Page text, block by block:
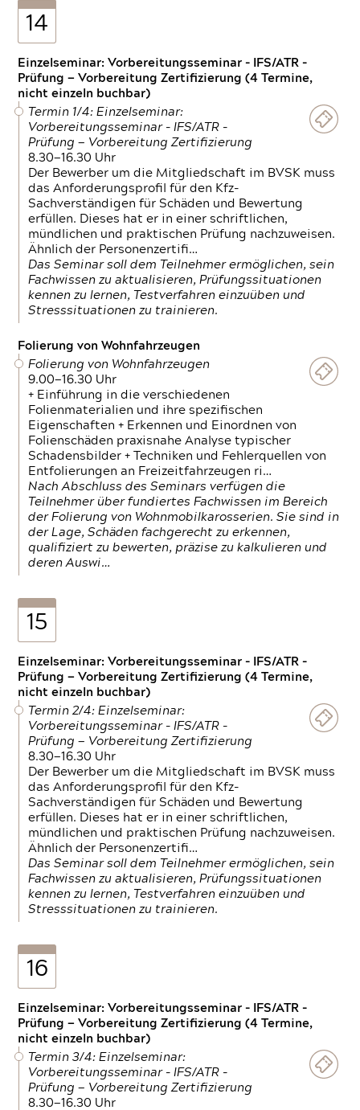
14
Einzelseminar: Vorbereitungsseminar - IFS/ATR -
Prüfung — Vorbereitung Zertifizierung (4 Termine,
nicht einzeln buchbar)
Termin 1/4: Einzelseminar:
Vorbereitungsseminar - IFS/ATR -
Prüfung — Vorbereitung Zertifizierung
8.30—16.30 Uhr
Der Bewerber um die Mitgliedschaft im BVSK muss
das Anforderungsprofil für den Kfz-
Sachverständigen für Schäden und Bewertung
erfüllen. Dieses hat er in einer schriftlichen,
mündlichen und praktischen Prüfung nachzuweisen.
Ähnlich der Personenzertifi…
Das Seminar soll dem Teilnehmer ermöglichen, sein
Fachwissen zu aktualisieren, Prüfungssituationen
kennen zu lernen, Testverfahren einzuüben und
Stresssituationen zu trainieren.
Folierung von Wohnfahrzeugen
Folierung von Wohnfahrzeugen
9.00—16.30 Uhr
+ Einführung in die verschiedenen
Folienmaterialien und ihre spezifischen
Eigenschaften + Erkennen und Einordnen von
Folienschäden praxisnahe Analyse typischer
Schadensbilder + Techniken und Fehlerquellen von
Entfolierungen an Freizeitfahrzeugen ri…
Nach Abschluss des Seminars verfügen die
Teilnehmer über fundiertes Fachwissen im Bereich
der Folierung von Wohnmobilkarosserien. Sie sind in
der Lage, Schäden fachgerecht zu erkennen,
qualifiziert zu bewerten, präzise zu kalkulieren und
deren Auswi…
15
Einzelseminar: Vorbereitungsseminar - IFS/ATR -
Prüfung — Vorbereitung Zertifizierung (4 Termine,
nicht einzeln buchbar)
Termin 2/4: Einzelseminar:
Vorbereitungsseminar - IFS/ATR -
Prüfung — Vorbereitung Zertifizierung
8.30—16.30 Uhr
Der Bewerber um die Mitgliedschaft im BVSK muss
das Anforderungsprofil für den Kfz-
Sachverständigen für Schäden und Bewertung
erfüllen. Dieses hat er in einer schriftlichen,
mündlichen und praktischen Prüfung nachzuweisen.
Ähnlich der Personenzertifi…
Das Seminar soll dem Teilnehmer ermöglichen, sein
Fachwissen zu aktualisieren, Prüfungssituationen
kennen zu lernen, Testverfahren einzuüben und
Stresssituationen zu trainieren.
16
Einzelseminar: Vorbereitungsseminar - IFS/ATR -
Prüfung — Vorbereitung Zertifizierung (4 Termine,
nicht einzeln buchbar)
Termin 3/4: Einzelseminar:
Vorbereitungsseminar - IFS/ATR -
Prüfung — Vorbereitung Zertifizierung
8.30—16.30 Uhr